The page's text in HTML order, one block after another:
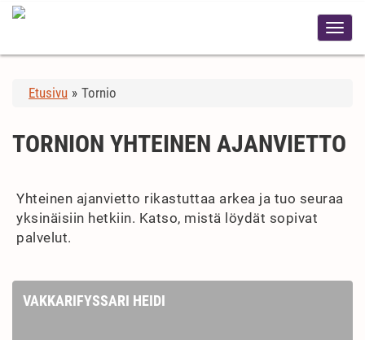
Etusivu » Tornio
TORNION YHTEINEN AJANVIETTO
Yhteinen ajanvietto rikastuttaa arkea ja tuo seuraa
yksinäisiin hetkiin. Katso, mistä löydät sopivat
palvelut.
VAKKARIFYSSARI HEIDI